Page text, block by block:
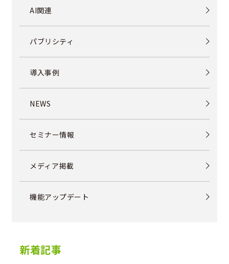
AI関連
パブリシティ
導入事例
NEWS
セミナー情報
メディア掲載
機能アップデート
新着記事